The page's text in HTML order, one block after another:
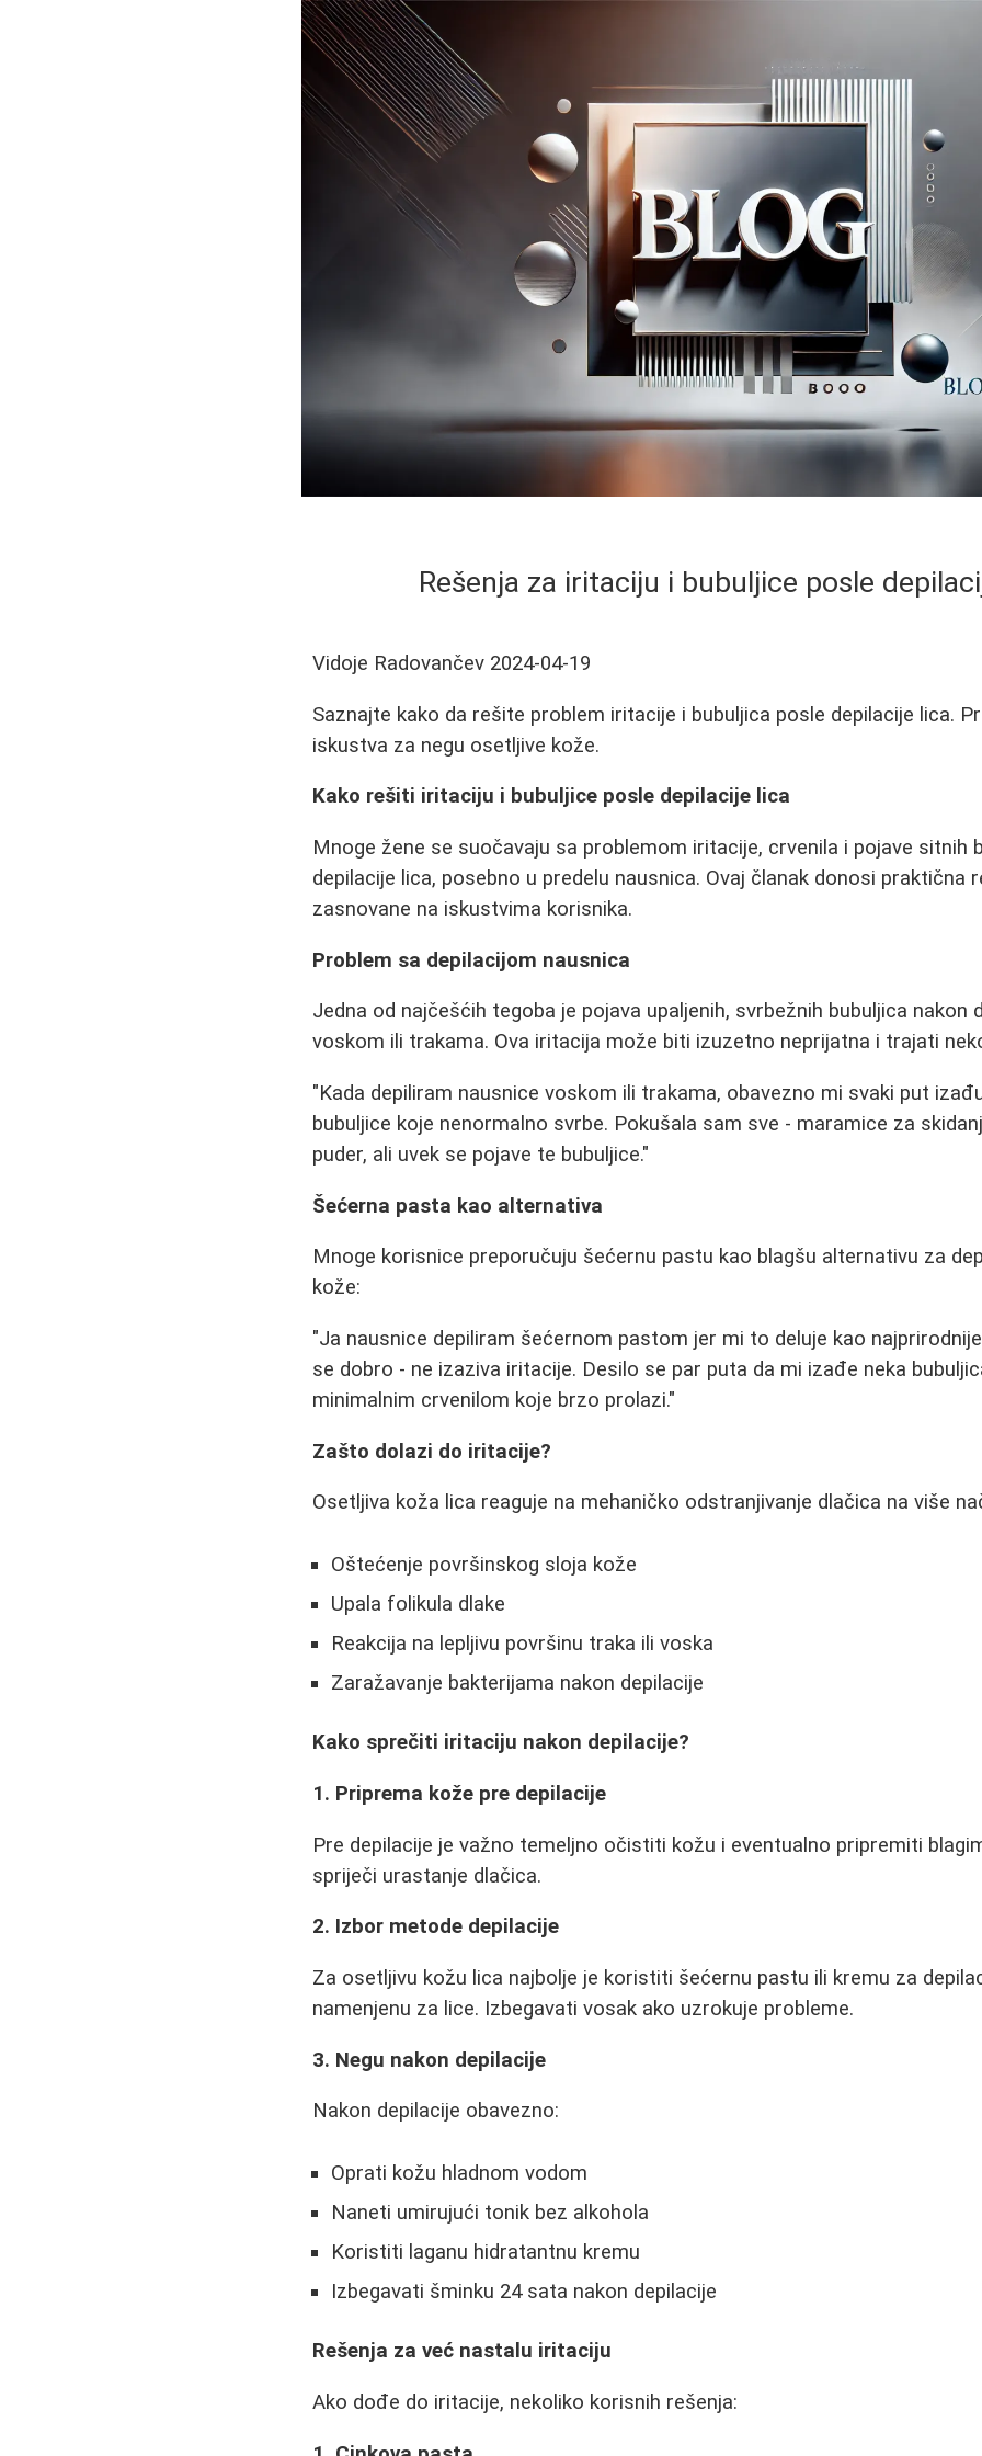
Rešenja za iritaciju i bubuljice posle
Vidoje Radovančev 2024-04-19
Saznajte kako da rešite problem iritacije i bubuljica posle depilacije lica.
iskustva za negu osetljive kože.
Kako rešiti iritaciju i bubuljice posle depilacije lica
Mnoge žene se suočavaju sa problemom iritacije, crvenila i pojave sitnih
depilacije lica, posebno u predelu nausnica. Ovaj članak donosi praktična
zasnovane na iskustvima korisnika.
Problem sa depilacijom nausnica
Jedna od najčešćih tegoba je pojava upaljenih, svrbežnih bubuljica nakon
voskom ili trakama. Ova iritacija može biti izuzetno neprijatna i trajati
"Kada depiliram nausnice voskom ili trakama, obavezno mi svaki put
bubuljice koje nenormalno svrbe. Pokušala sam sve - maramice za
puder, ali uvek se pojave te bubuljice."
Šećerna pasta kao alternativa
Mnoge korisnice preporučuju šećernu pastu kao blagšu alternativu za
kože:
"Ja nausnice depiliram šećernom pastom jer mi to deluje kao
se dobro - ne izaziva iritacije. Desilo se par puta da mi izađe neka
minimalnim crvenilom koje brzo prolazi."
Zašto dolazi do iritacije?
Osetljiva koža lica reaguje na mehaničko odstranjivanje dlačica na više
Oštećenje površinskog sloja kože
Upala folikula dlake
Reakcija na lepljivu površinu traka ili voska
Zaražavanje bakterijama nakon depilacije
Kako sprečiti iritaciju nakon depilacije?
1. Priprema kože pre depilacije
Pre depilacije je važno temeljno očistiti kožu i eventualno pripremiti
spriječi urastanje dlačica.
2. Izbor metode depilacije
Za osetljivu kožu lica najbolje je koristiti šećernu pastu ili kremu za
namenjenu za lice. Izbegavati vosak ako uzrokuje probleme.
3. Negu nakon depilacije
Nakon depilacije obavezno:
Oprati kožu hladnom vodom
Naneti umirujući tonik bez alkohola
Koristiti laganu hidratantnu kremu
Izbegavati šminku 24 sata nakon depilacije
Rešenja za već nastalu iritaciju
Ako dođe do iritacije, nekoliko korisnih rešenja: